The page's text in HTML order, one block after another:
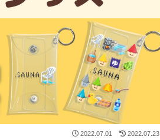
2022.07.01 2022.07.23